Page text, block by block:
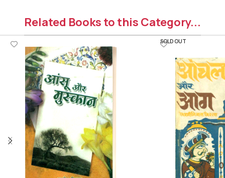
Related Books to this Category...
SOLD OUT